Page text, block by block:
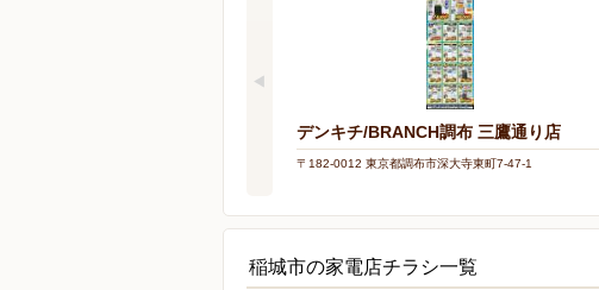
デンキチ/BRANCH調布 三鷹通り店
〒182-0012 東京都調布市深大寺東町7-47-1
稲城市の家電店チラシ一覧